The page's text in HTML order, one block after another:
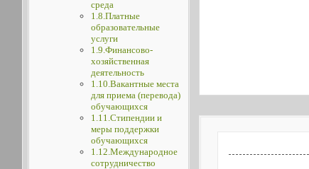
среда
1.8.Платные
образовательные
услуги
1.9.Финансово-
хозяйственная
деятельность
1.10.Вакантные места
для приема (перевода)
обучающихся
1.11.Стипендии и
меры поддержки
обучающихся
1.12.Международное
сотрудничество